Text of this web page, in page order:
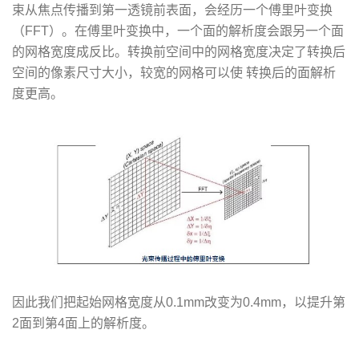
束从焦点传播到第一透镜前表面，会经历一个傅里叶变换
（FFT）。在傅里叶变换中，一个面的解析度会跟另一个面
的网格宽度成反比。转换前空间中的网格宽度决定了转换后
空间的像素尺寸大小，较宽的网格可以使 转换后的面解析
度更高。
因此我们把起始网格宽度从0.1mm改变为0.4mm，以提升第
2面到第4面上的解析度。